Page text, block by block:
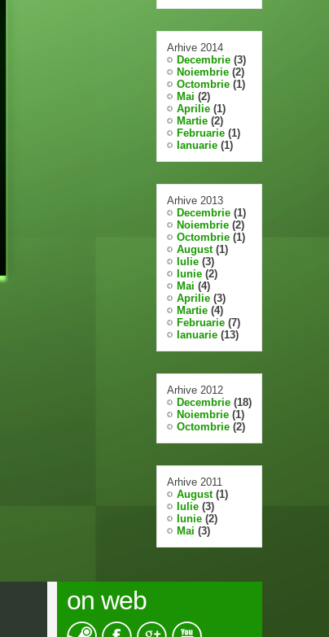
Arhive 2014
Decembrie (3)
Noiembrie (2)
Octombrie (1)
Mai (2)
Aprilie (1)
Martie (2)
Februarie (1)
Ianuarie (1)
Arhive 2013
Decembrie (1)
Noiembrie (2)
Octombrie (1)
August(1)
Iulie (3)
Iunie (2)
Mai (4)
Aprilie (3)
Martie (4)
Februarie (7)
Ianuarie (13)
Arhive 2012
Decembrie (18)
Noiembrie (1)
Octombrie (2)
Arhive 2011
August(1)
Iulie (3)
Iunie (2)
Mai (3)
on web